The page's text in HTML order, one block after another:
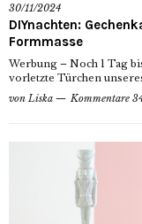
30/11/2024
DIYnachten:
Formmasse
Werbung – Noch 1 Tag
vorletzte Türchen
von Liska Kommentare